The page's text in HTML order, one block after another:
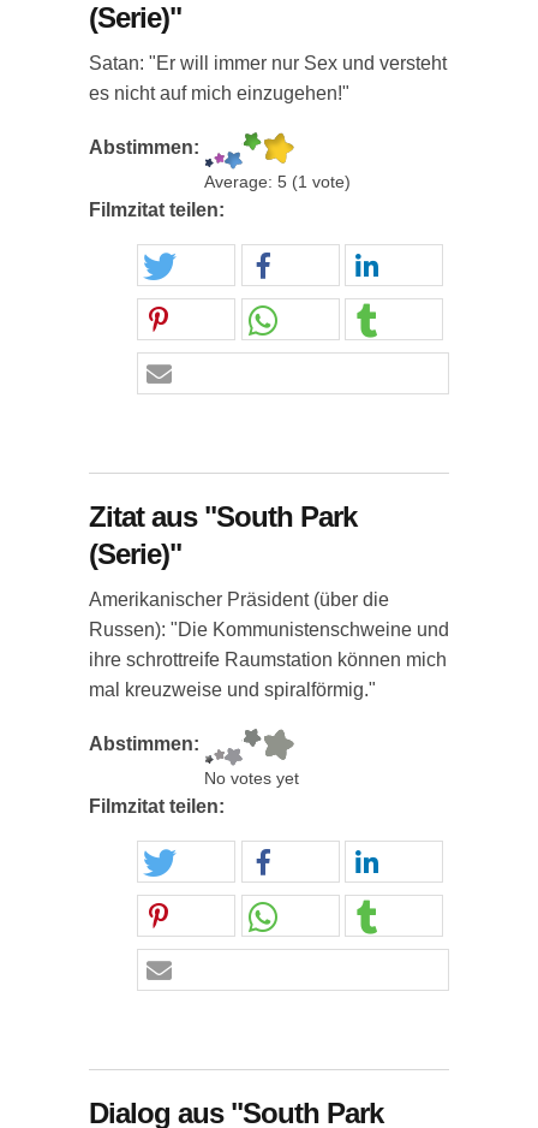
(Serie)"
Satan: "Er will immer nur Sex und versteht
es nicht auf mich einzugehen!"
Abstimmen:
Average: 5 (1 vote)
Filmzitat teilen:
Zitat aus "South Park
(Serie)"
Amerikanischer Präsident (über die
Russen): "Die Kommunistenschweine und
ihre schrottreife Raumstation können mich
mal kreuzweise und spiralförmig."
Abstimmen:
No votes yet
Filmzitat teilen:
Dialog aus "South Park